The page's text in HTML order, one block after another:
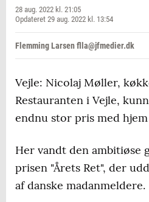
28 aug. 2022 kl. 21:05
Opdateret 29 aug. 2022 kl. 13:54
Flemming Larsen flla@jfmedier.dk
Vejle: Nicolaj Møller,
Restauranten i Vejle,
endnu stor pris med
Her vandt den ambitiøse
prisen "Årets Ret", der
af danske madanmeldere.